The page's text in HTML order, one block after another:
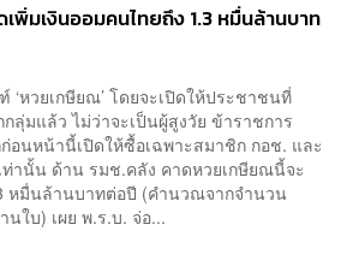
พิ่มเงินออมคนไทยถึง 1.3 หมื่นล้านบาท
หวยเกษียณ’ โดยจะเปิดให้ประชาชนที่
ลุ่มแล้ว ไม่ว่าจะเป็นผู้สูงวัย ข้าราชการ
อนหน้านี้เปิดให้ซื้อเฉพาะสมาชิก กอช. และ
ท่านั้น ด้าน รมช.คลัง คาดหวยเกษียณนี้จะ
หมื่นล้านบาทต่อปี (คำนวณจากจำนวน
นใบ) เผย พ.ร.บ. จ่อ...